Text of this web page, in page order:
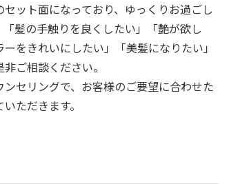
ット面になっており、ゆっくりお過ごし
「髪の手触りを良くしたい」「艶が欲し
をきれいにしたい」「美髪になりたい」
ご相談ください。
ンセリングで、お客様のご要望に合わせた
ただきます。